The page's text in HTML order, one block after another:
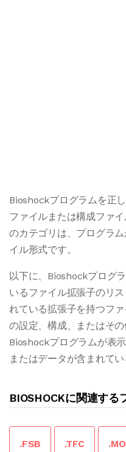
Bioshockプログラムを正
ファイルまたは構成ファ
のカテゴリは、プログラ
イル形式です。
以下に、Bioshockプログ
いるファイル拡張子のリ
れている拡張子を持つフ
の設定、構成、またはそ
Bioshockプログラムが表
またはデータが含まれてい
BIOSHOCKに関連する
.FSB .TFC